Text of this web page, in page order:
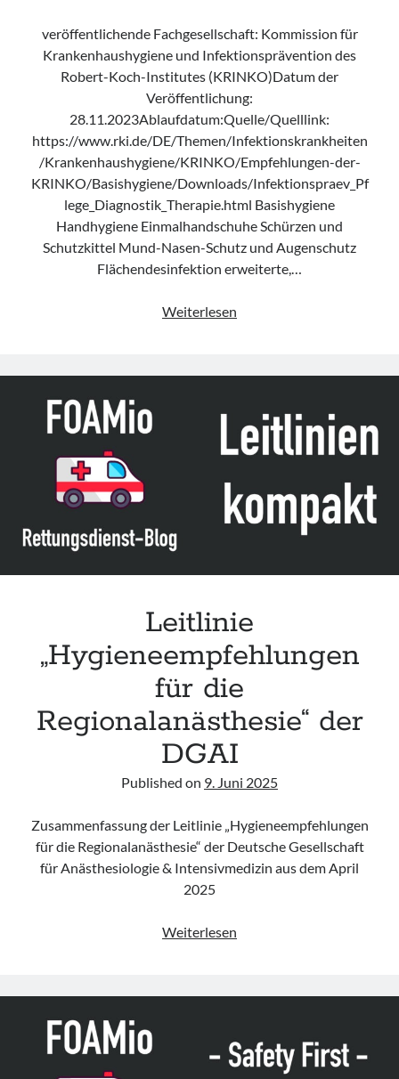
veröffentlichende Fachgesellschaft: Kommission für
Krankenhaushygiene und Infektionsprävention des
Robert-Koch-Institutes (KRINKO)Datum der
Veröffentlichung:
28.11.2023Ablaufdatum:Quelle/Quelllink:
https://www.rki.de/DE/Themen/Infektionskrankheiten
/Krankenhaushygiene/KRINKO/Empfehlungen-der-
KRINKO/Basishygiene/Downloads/Infektionspraev_Pf
lege_Diagnostik_Therapie.html Basishygiene
Handhygiene Einmalhandschuhe Schürzen und
Schutzkittel Mund-Nasen-Schutz und Augenschutz
Flächendesinfektion erweiterte,…
Weiterlesen
der
Behandlung
von
mit
übertragbaren
2023)
Leitlinie
„Hygieneempfehlungen
für die
Regionalanästhesie“ der
DGAI
Published on 9. Juni 2025
Zusammenfassung der Leitlinie „Hygieneempfehlungen
für die Regionalanästhesie“ der Deutsche Gesellschaft
für Anästhesiologie & Intensivmedizin aus dem April
2025
Weiterlesen
die
der
DGAI